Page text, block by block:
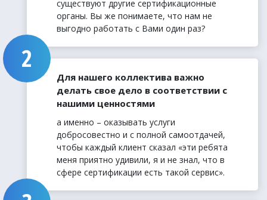
существуют другие сертификационные
органы. Вы же понимаете, что нам не
выгодно работать с Вами один раз?
Для нашего коллектива важно
делать свое дело в соответствии с
нашими ценностями
а именно – оказывать услуги
добросовестно и с полной самоотдачей,
чтобы каждый клиент сказал «эти ребята
меня приятно удивили, я и не знал, что в
сфере сертификации есть такой сервис».